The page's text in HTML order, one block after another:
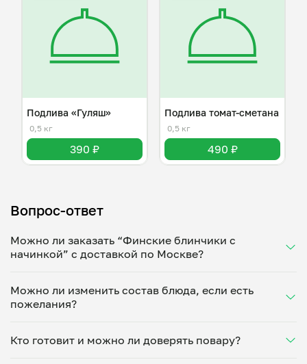
Подлива «Гуляш»
0,5 кг
390 ₽
Подлива томат-сметана
0,5 кг
490 ₽
Вопрос-ответ
Можно ли заказать “Финские блинчики с
начинкой” с доставкой по Москве?
Укажите удобное время — и получите свежее
домашнее блюдо в большой порции прямо с плиты.
минут. Статус заказа отслеживайте в личном
кабинете, а с поваром можно связаться напрямую в
Можно ли изменить состав блюда, если есть
пожелания?
ваши предпочтения: уберет специи, снизит
Кто готовит и можно ли доверять повару?